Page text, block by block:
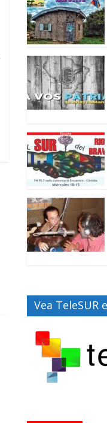
Vea TeleSUR